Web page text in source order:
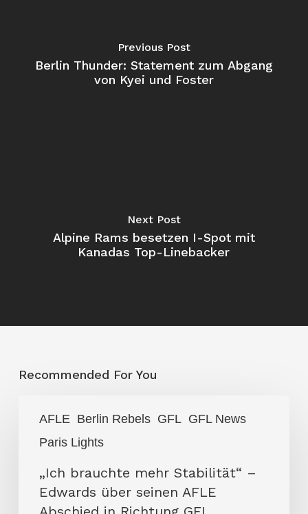
Previous Post
Berlin Thunder: Statement zum Abgang
von Kyei und Foster
Next Post
Alpine Rams besetzen I-Spot mit
Kanadas Top-Linebacker
Recommended For You
AFLE Berlin Rebels GFL GFL News
Paris Lights
brauchte
mehr
Stabilität“
Edwards
„Ich brauchte mehr Stabilität“ –
Edwards über seinen AFLE